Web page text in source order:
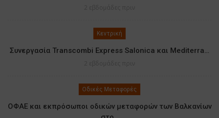
Κεντρική
Συνεργασία Transcombi Express Salonica και Mediterra…
Οδικές Μεταφορές
ΟΦΑΕ και εκπρόσωποι οδικών μεταφορών των Βαλκανίων